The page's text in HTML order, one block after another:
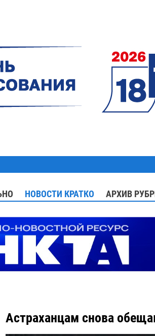
НОВОСТИ КРАТКО АРХИВ
Астраханцам снова